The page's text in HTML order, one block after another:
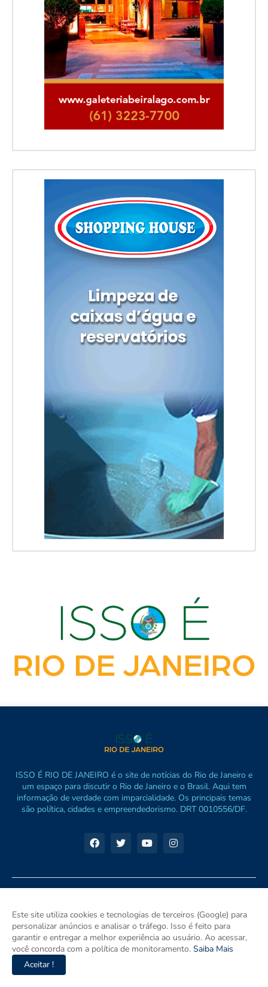
ISSO É RIO DE JANEIRO é o site de notícias do Rio de Janeiro e
um espaço para discutir o Rio de Janeiro e o Brasil. Aqui tem
informação de verdade com imparcialidade. Os principais temas
são política, cidades e empreendedorismo. DRT 0010556/DF.
Este site utiliza cookies e tecnologias de terceiros (Google) para
personalizar anúncios e analisar o tráfego. Isso é feito para
garantir e entregar a melhor experiência ao usuário. Ao acessar,
você concorda com a política de monitoramento. Saiba Mais
Aceitar !